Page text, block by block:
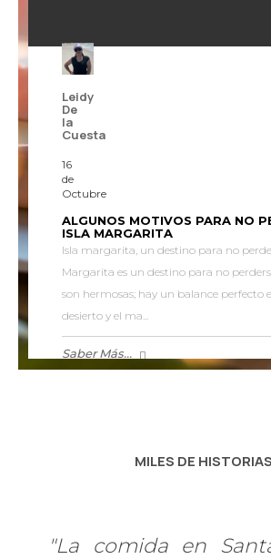
Leidy
De
la
Cuesta
16
de
Octubre
ALGUNOS MOTIVOS PARA NO
ISLA MARGARITA
Isla margarita, un destino para no
Margarita es un destino para no
son hermosas; hay un balance perfecto
desierto y el ma...
Saber Más...
MILES DE HISTORIAS
"La comida en